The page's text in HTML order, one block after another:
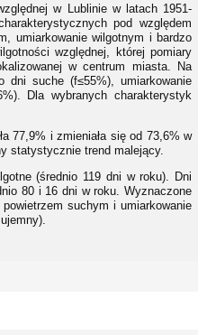
w Lublinie w latach 1951-
pod względem
umiarkowanie wilgotnym i bardzo
względnej, której pomiary
w centrum miasta. Na
dni suche (f≤55%), umiarkowanie
Dla wybranych charakterystyk
77,9% i zmieniała się od 73,6% w
statystycznie trend malejący.
(średnio 119 dni w roku). Dni
80 i 16 dni w roku. Wyznaczone
suchym i umiarkowanie